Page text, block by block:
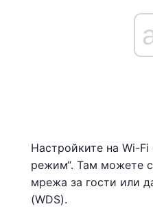
Настройките на Wi-
режим“. Там можете
мрежа за гости или
(WDS).